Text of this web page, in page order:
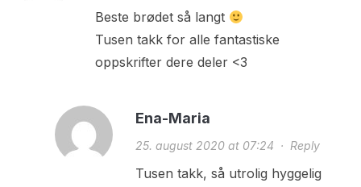
Beste brødet så langt
Tusen takk for alle fantastiske
oppskrifter dere deler <3
Ena-Maria
25. august 2020 at 07:24 · Reply
Tusen takk, så utrolig hyggelig